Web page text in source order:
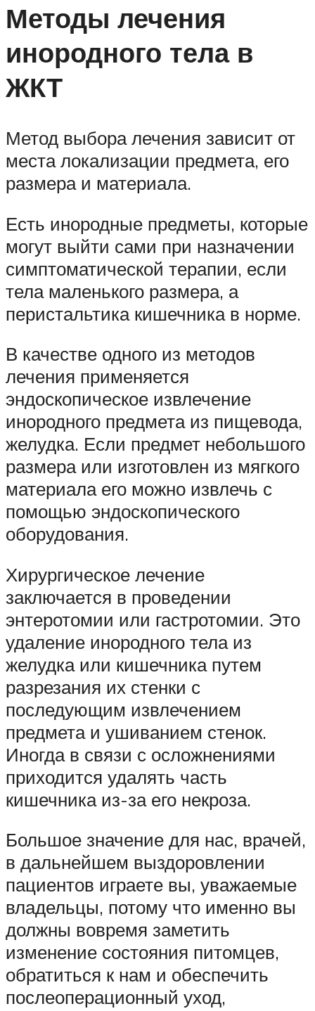
Методы лечения
инородного тела в
ЖКТ
Метод выбора лечения зависит от
места локализации предмета, его
размера и материала.
Есть инородные предметы, которые
могут выйти сами при назначении
симптоматической терапии, если
тела маленького размера, а
перистальтика кишечника в норме.
В качестве одного из методов
лечения применяется
эндоскопическое извлечение
инородного предмета из пищевода,
желудка. Если предмет небольшого
размера или изготовлен из мягкого
материала его можно извлечь с
помощью эндоскопического
оборудования.
Хирургическое лечение
заключается в проведении
энтеротомии или гастротомии. Это
удаление инородного тела из
желудка или кишечника путем
разрезания их стенки с
последующим извлечением
предмета и ушиванием стенок.
Иногда в связи с осложнениями
приходится удалять часть
кишечника из-за его некроза.
Большое значение для нас, врачей,
в дальнейшем выздоровлении
пациентов играете вы, уважаемые
владельцы, потому что именно вы
должны вовремя заметить
изменение состояния питомцев,
обратиться к нам и обеспечить
послеоперационный уход,